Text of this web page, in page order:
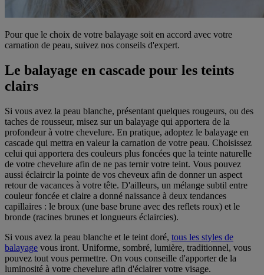
Pour que le choix de votre balayage soit en accord avec votre
carnation de peau, suivez nos conseils d'expert.
Le balayage en cascade pour les teints
clairs
Si vous avez la peau blanche, présentant quelques rougeurs, ou des
taches de rousseur, misez sur un balayage qui apportera de la
profondeur à votre chevelure. En pratique, adoptez le balayage en
cascade qui mettra en valeur la carnation de votre peau. Choisissez
celui qui apportera des couleurs plus foncées que la teinte naturelle
de votre chevelure afin de ne pas ternir votre teint. Vous pouvez
aussi éclaircir la pointe de vos cheveux afin de donner un aspect
retour de vacances à votre tête. D'ailleurs, un mélange subtil entre
couleur foncée et claire a donné naissance à deux tendances
capillaires : le broux (une base brune avec des reflets roux) et le
bronde (racines brunes et longueurs éclaircies).
Si vous avez la peau blanche et le teint doré, tous les styles de
balayage vous iront. Uniforme, sombré, lumière, traditionnel, vous
pouvez tout vous permettre. On vous conseille d'apporter de la
luminosité à votre chevelure afin d'éclairer votre visage.